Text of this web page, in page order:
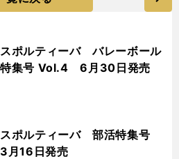
スポルティーバ バレーボール
特集号 Vol.4 6月30日発売
スポルティーバ 部活特集号
3月16日発売